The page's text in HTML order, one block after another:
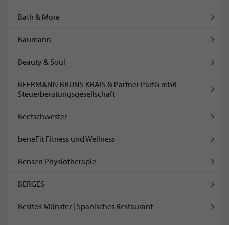
Bath & More
Baumann
Beauty & Soul
BEERMANN BRUNS KRAIS & Partner PartG mbB
Steuerberatungsgesellschaft
Beetschwester
beneFit Fitness und Wellness
Bensen Physiotherapie
BERGES
Besitos Münster | Spanisches Restaurant